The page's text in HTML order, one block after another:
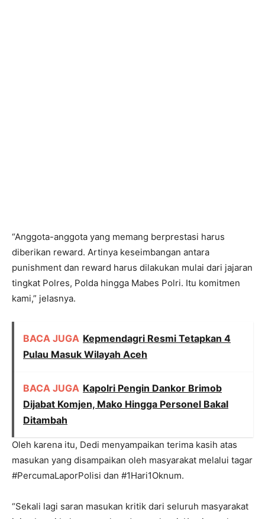
“Anggota-anggota yang memang berprestasi harus
diberikan reward. Artinya keseimbangan antara
punishment dan reward harus dilakukan mulai dari jajaran
tingkat Polres, Polda hingga Mabes Polri. Itu komitmen
kami,” jelasnya.
BACA JUGA Kepmendagri Resmi Tetapkan 4
Pulau Masuk Wilayah Aceh
BACA JUGA Kapolri Pengin Dankor Brimob
Dijabat Komjen, Mako Hingga Personel Bakal
Ditambah
Oleh karena itu, Dedi menyampaikan terima kasih atas
masukan yang disampaikan oleh masyarakat melalui tagar
#PercumaLaporPolisi dan #1Hari1Oknum.
“Sekali lagi saran masukan kritik dari seluruh masyarakat